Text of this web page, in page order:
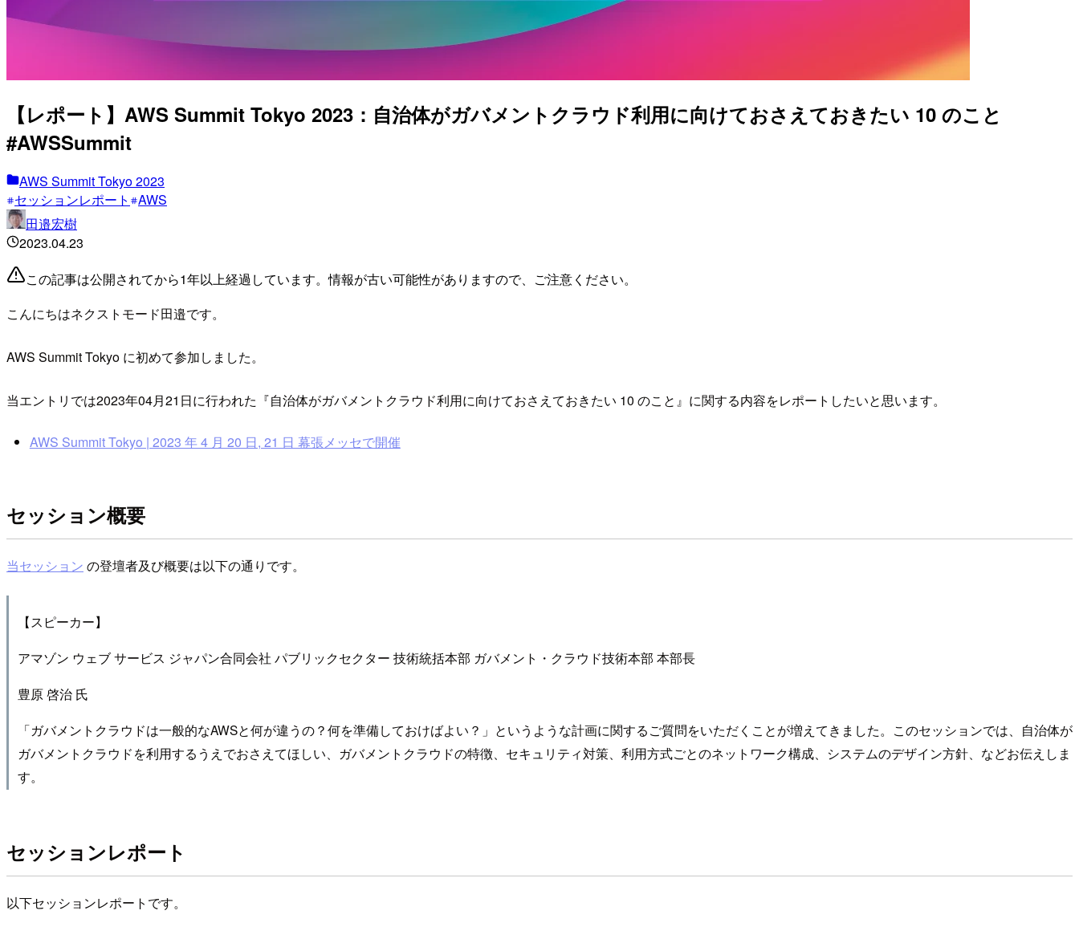
【レポート】AWS Summit Tokyo 2023：自治体がガバメントクラウド利用に向けておさえておきたい 10 のこと
#AWSSummit
AWS Summit Tokyo 2023
セッションレポート
AWS
田邉宏樹
2023.04.23
この記事は公開されてから1年以上経過しています。情報が古い可能性がありますので、ご注意ください。
こんにちはネクストモード田邉です。
AWS Summit Tokyo に初めて参加しました。
当エントリでは2023年04月21日に行われた『自治体がガバメントクラウド利用に向けておさえておきたい 10 のこと』に関する内容をレポートしたいと思います。
AWS Summit Tokyo | 2023 年 4 月 20 日, 21 日 幕張メッセで開催
セッション概要
当セッション の登壇者及び概要は以下の通りです。
【スピーカー】
アマゾン ウェブ サービス ジャパン合同会社 パブリックセクター 技術統括本部 ガバメント・クラウド技術本部 本部長
豊原 啓治 氏
「ガバメントクラウドは一般的なAWSと何が違うの？何を準備しておけばよい？」というような計画に関するご質問をいただくことが増えてきました。このセッションでは、自治体が
ガバメントクラウドを利用するうえでおさえてほしい、ガバメントクラウドの特徴、セキュリティ対策、利用方式ごとのネットワーク構成、システムのデザイン方針、などお伝えしま
す。
セッションレポート
以下セッションレポートです。